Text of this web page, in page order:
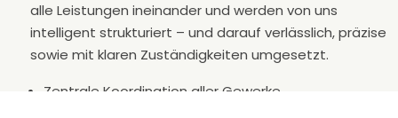
alle Leistungen ineinander und werden von uns
intelligent strukturiert – und darauf verlässlich, präzise
sowie mit klaren Zuständigkeiten umgesetzt.
Zentrale Koordination aller Gewerke